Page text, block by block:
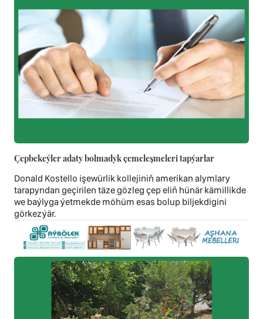
Çepbekeýler adaty bolmadyk çemeleşmeleri tapýarlar
Donald Kostello işewürlik kollejiniň amerikan alymlary
tarapyndan geçirilen täze gözleg çep eliň hünär kämillikde
we baýlyga ýetmekde möhüm esas bolup biljekdigini
görkezýär.